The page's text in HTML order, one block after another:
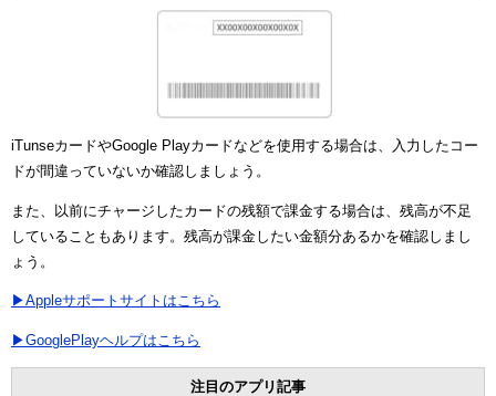
iTunseカードやGoogle Playカードなどを使用する場合は、入力したコー
ドが間違っていないか確認しましょう。
また、以前にチャージしたカードの残額で課金する場合は、残高が不足
していることもあります。残高が課金したい金額分あるかを確認しまし
ょう。
▶Appleサポートサイトはこちら
▶GooglePlayヘルプはこちら
注目のアプリ記事